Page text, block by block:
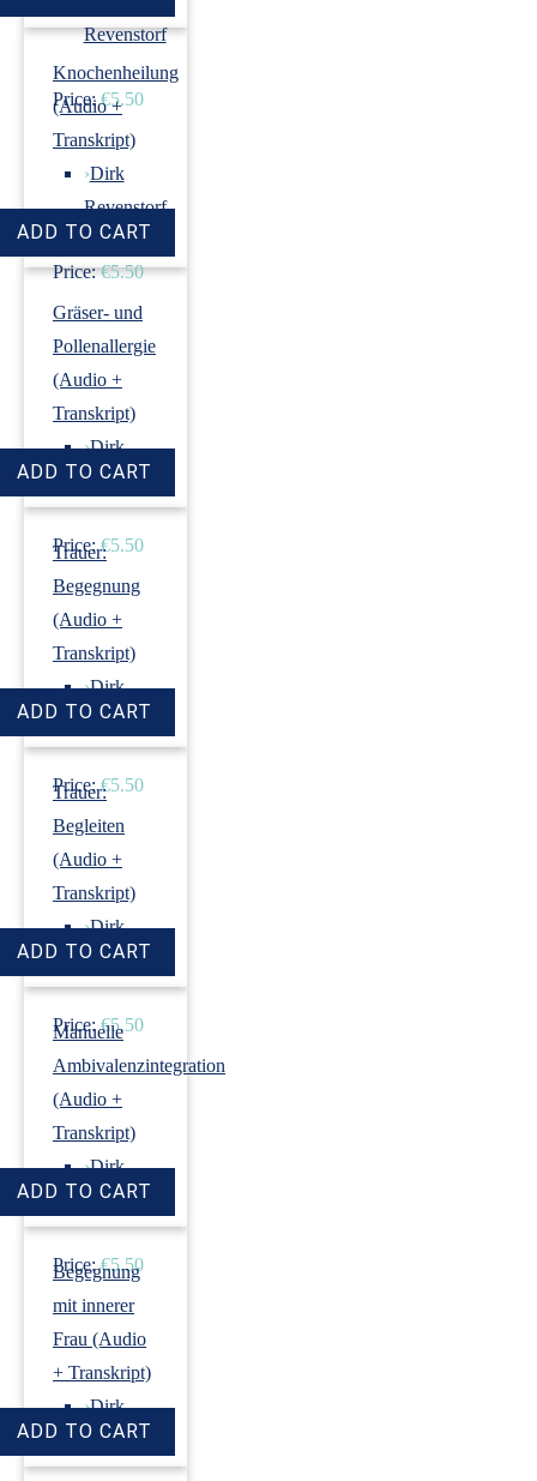
Revenstorf
Price: €5.50
Knochenheilung
(Audio +
Transkript)
›Dirk
Revenstorf
Price: €5.50
Gräser- und
Pollenallergie
(Audio +
Transkript)
›Dirk
Revenstorf
Price: €5.50
Trauer:
Begegnung
(Audio +
Transkript)
›Dirk
Revenstorf
Price: €5.50
Trauer:
Begleiten
(Audio +
Transkript)
›Dirk
Revenstorf
Price: €5.50
Manuelle
Ambivalenzintegration
(Audio +
Transkript)
›Dirk
Revenstorf
Price: €5.50
Begegnung
mit innerer
Frau (Audio
+ Transkript)
›Dirk
Revenstorf